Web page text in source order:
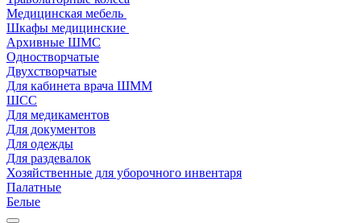
Медицинская мебель
Шкафы медицинские
Архивные ШМС
Одностворчатые
Двухстворчатые
Для кабинета врача ШММ
ШСС
Для медикаментов
Для документов
Для одежды
Для раздевалок
Хозяйственные для уборочного инвентаря
Палатные
Белые